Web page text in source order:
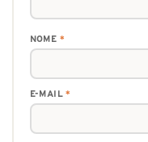
NOME *
E-MAIL*